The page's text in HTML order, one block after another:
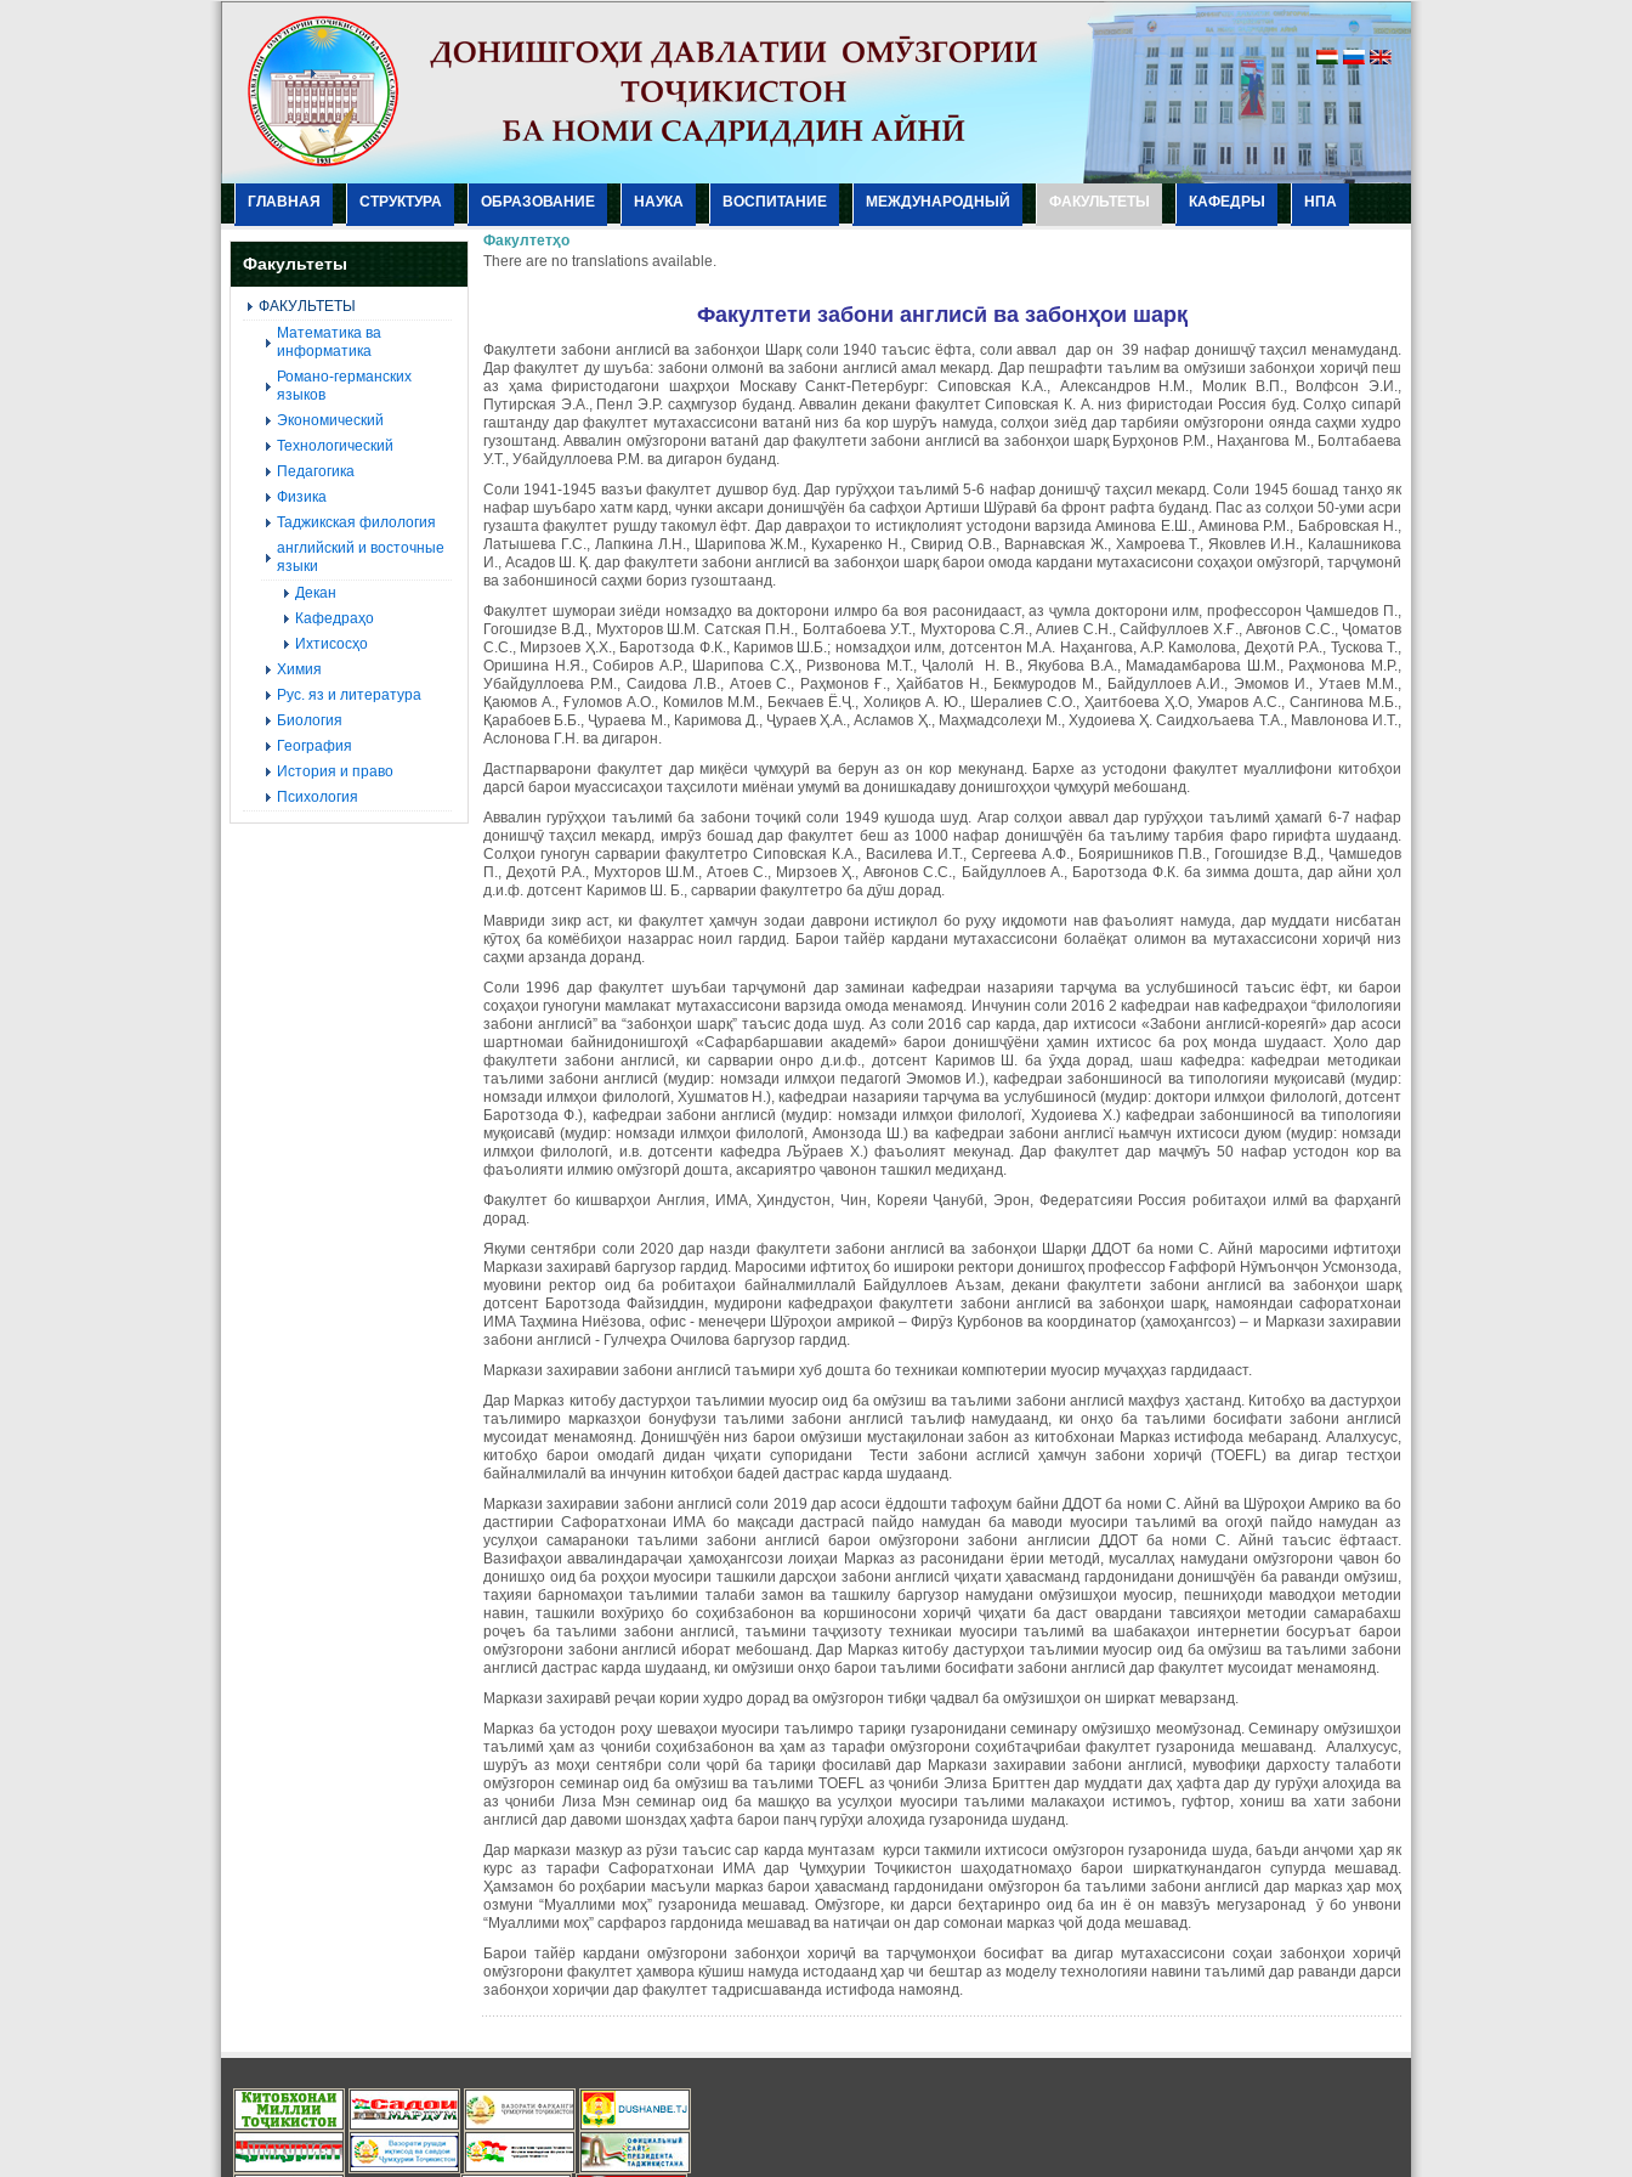
ГЛАВНАЯ СТРУКТУРА ОБРАЗОВАНИЕ НАУКА ВОСПИТАНИЕ МЕЖДУНАРОДНЫЙ ФАКУЛЬТЕТЫ КАФЕДРЫ НПА
Факультеты
ФАКУЛЬТЕТЫ
Mатематика ва
информатика
Романо-германских
языков
Экономический
Технологический
Педагогика
Физика
Таджикская филология
английский и восточные
языки
Декан
Кафедраҳо
Ихтисосҳо
Химия
Рус. яз и литература
Биология
География
История и право
Психология
Факултетҳо
There are no translations available.
Факултети забони англисӣ ва забонҳои шарқ
Факултети забони англисӣ ва забонҳои Шарқ соли 1940 таъсис ёфта, соли аввал дар он 39 нафар донишҷӯ таҳсил менамуданд.
Дар факултет ду шуъба: забони олмонӣ ва забони англисӣ амал мекард. Дар пешрафти таълим ва омӯзиши забонҳои хориҷӣ пеш
аз ҳама фиристодагони шаҳрҳои Москаву Санкт-Петербург: Сиповская К.А., Александров Н.М., Молик В.П., Волфсон Э.И.,
Путирская Э.А., Пенл Э.Р. саҳмгузор буданд. Аввалин декани факултет Сиповская К. А. низ фиристодаи Россия буд. Солҳо сипарӣ
гаштанду дар факултет мутахассисони ватанӣ низ ба кор шурӯъ намуда, солҳои зиёд дар тарбияи омӯзгорони оянда саҳми худро
гузоштанд. Аввалин омӯзгорони ватанӣ дар факултети забони англисӣ ва забонҳои шарқ Бурҳонов Р.М., Наҳангова М., Болтабаева
У.Т., Убайдуллоева Р.М. ва дигарон буданд.
Соли 1941-1945 вазъи факултет душвор буд. Дар гурӯҳҳои таълимӣ 5-6 нафар донишҷӯ таҳсил мекард. Соли 1945 бошад танҳо як
нафар шуъбаро хатм кард, чунки аксари донишҷӯён ба сафҳои Артиши Шӯравӣ ба фронт рафта буданд. Пас аз солҳои 50-уми асри
гузашта факултет рушду такомул ёфт. Дар давраҳои то истиқлолият устодони варзида Аминова Е.Ш., Аминова Р.М., Бабровская Н.,
Латышева Г.С., Лапкина Л.Н., Шарипова Ж.М., Кухаренко Н., Свирид О.В., Варнавская Ж., Хамроева Т., Яковлев И.Н., Калашникова
И., Асадов Ш. Қ. дар факултети забони англисӣ ва забонҳои шарқ барои омода кардани мутахасисони соҳаҳои омӯзгорӣ, тарҷумонӣ
ва забоншиносӣ саҳми бориз гузоштаанд.
Факултет шумораи зиёди номзадҳо ва докторони илмро ба воя расонидааст, аз ҷумла докторони илм, профессорон Ҷамшедов П.,
Гогошидзе В.Д., Мухторов Ш.М. Сатская П.Н., Болтабоева У.Т., Мухторова С.Я., Алиев С.Н., Сайфуллоев Х.Ғ., Авғонов С.С., Ҷоматов
С.С., Мирзоев Ҳ.Х., Баротзода Ф.К., Каримов Ш.Б.; номзадҳои илм, дотсентон М.А. Наҳангова, А.Р. Камолова, Деҳотӣ Р.А., Тускова Т.,
Оришина Н.Я., Собиров А.Р., Шарипова С.Ҳ., Ризвонова М.Т., Ҷалолӣ Н. В., Якубова В.А., Мамадамбарова Ш.М., Раҳмонова М.Р.,
Убайдуллоева Р.М., Саидова Л.В., Атоев С., Раҳмонов Ғ., Ҳайбатов Н., Бекмуродов М., Байдуллоев А.И., Эмомов И., Утаев М.М.,
Қаюмов А., Ғуломов А.О., Комилов М.М., Бекчаев Ё.Ҷ., Холиқов А. Ю., Шералиев С.О., Ҳаитбоева Ҳ.О, Умаров А.С., Сангинова М.Б.,
Қарабоев Б.Б., Ҷураева М., Каримова Д., Ҷураев Ҳ.А., Асламов Ҳ., Маҳмадсолеҳи М., Худоиева Ҳ. Саидхољаева Т.А., Мавлонова И.Т.,
Аслонова Г.Н. ва дигарон.
Дастпарварони факултет дар миқёси ҷумҳурӣ ва берун аз он кор мекунанд. Бархе аз устодони факултет муаллифони китобҳои
дарсӣ барои муассисаҳои таҳсилоти миёнаи умумӣ ва донишкадаву донишгоҳҳои ҷумҳурӣ мебошанд.
Аввалин гурӯҳҳои таълимӣ ба забони тоҷикӣ соли 1949 кушода шуд. Агар солҳои аввал дар гурӯҳҳои таълимӣ ҳамагӣ 6-7 нафар
донишҷӯ таҳсил мекард, имрӯз бошад дар факултет беш аз 1000 нафар донишҷӯён ба таълиму тарбия фаро гирифта шудаанд.
Солҳои гуногун сарварии факултетро Сиповская К.А., Василева И.Т., Сергеева А.Ф., Бояришников П.В., Гогошидзе В.Д., Ҷамшедов
П., Деҳотӣ Р.А., Мухторов Ш.М., Атоев С., Мирзоев Ҳ., Авғонов С.С., Байдуллоев А., Баротзода Ф.К. ба зимма дошта, дар айни ҳол
д.и.ф. дотсент Каримов Ш. Б., сарварии факултетро ба дӯш дорад.
Мавриди зикр аст, ки факултет ҳамчун зодаи даврони истиқлол бо руҳу иқдомоти нав фаъолият намуда, дар муддати нисбатан
кӯтоҳ ба комёбиҳои назаррас ноил гардид. Барои тайёр кардани мутахассисони болаёқат олимон ва мутахассисони хориҷӣ низ
саҳми арзанда доранд.
Соли 1996 дар факултет шуъбаи тарҷумонӣ дар заминаи кафедраи назарияи тарҷума ва услубшиносӣ таъсис ёфт, ки барои
соҳаҳои гуногуни мамлакат мутахассисони варзида омода менамояд. Инчунин соли 2016 2 кафедраи нав кафедраҳои “филологияи
забони англисӣ” ва “забонҳои шарқ” таъсис дода шуд. Аз соли 2016 сар карда, дар ихтисоси «Забони англисӣ-кореягӣ» дар асоси
шартномаи байнидонишгоҳӣ «Сафарбаршавии академӣ» барои донишҷӯёни ҳамин ихтисос ба роҳ монда шудааст. Ҳоло дар
факултети забони англисӣ, ки сарварии онро д.и.ф., дотсент Каримов Ш. ба ӯҳда дорад, шаш кафедра: кафедраи методикаи
таълими забони англисӣ (мудир: номзади илмҳои педагогӣ Эмомов И.), кафедраи забоншиносӣ ва типологияи муқоисавӣ (мудир:
номзади илмҳои филологӣ, Хушматов Н.), кафедраи назарияи тарҷума ва услубшиносӣ (мудир: доктори илмҳои филологӣ, дотсент
Баротзода Ф.), кафедраи забони англисӣ (мудир: номзади илмҳои филологї, Худоиева Х.) кафедраи забоншиносӣ ва типологияи
муқоисавӣ (мудир: номзади илмҳои филологӣ, Амонзода Ш.) ва кафедраи забони англисї њамчун ихтисоси дуюм (мудир: номзади
илмҳои филологӣ, и.в. дотсенти кафедра Љўраев Х.) фаъолият мекунад. Дар факултет дар маҷмӯъ 50 нафар устодон кор ва
фаъолияти илмию омӯзгорӣ дошта, аксариятро ҷавонон ташкил медиҳанд.
Факултет бо кишварҳои Англия, ИМА, Ҳиндустон, Чин, Кореяи Ҷанубӣ, Эрон, Федератсияи Россия робитаҳои илмӣ ва фарҳангӣ
дорад.
Якуми сентябри соли 2020 дар назди факултети забони англисӣ ва забонҳои Шарқи ДДОТ ба номи С. Айнӣ маросими ифтитоҳи
Маркази захиравӣ баргузор гардид. Маросими ифтитоҳ бо ишироки ректори донишгоҳ профессор Ғаффорӣ Нӯмъонҷон Усмонзода,
муовини ректор оид ба робитаҳои байналмиллалӣ Байдуллоев Аъзам, декани факултети забони англисӣ ва забонҳои шарқ
дотсент Баротзода Файзиддин, мудирони кафедраҳои факултети забони англисӣ ва забонҳои шарқ, намояндаи сафоратхонаи
ИМА Таҳмина Ниёзова, офис - менеҷери Шӯроҳои амрикоӣ – Фирӯз Қурбонов ва координатор (ҳамоҳангсоз) – и Маркази захиравии
забони англисӣ - Гулчеҳра Очилова баргузор гардид.
Маркази захиравии забони англисӣ таъмири хуб дошта бо техникаи компютерии муосир муҷаҳҳаз гардидааст.
Дар Марказ китобу дастурҳои таълимии муосир оид ба омӯзиш ва таълими забони англисӣ маҳфуз ҳастанд. Китобҳо ва дастурҳои
таълимиро марказҳои бонуфузи таълими забони англисӣ таълиф намудаанд, ки онҳо ба таълими босифати забони англисӣ
мусоидат менамоянд. Донишҷӯён низ барои омӯзиши мустақилонаи забон аз китобхонаи Марказ истифода мебаранд. Алалхусус,
китобҳо барои омодагӣ дидан ҷиҳати супоридани Тести забони асглисӣ ҳамчун забони хориҷӣ (ТOEFL) ва дигар тестҳои
байналмилалӣ ва инчунин китобҳои бадеӣ дастрас карда шудаанд.
Маркази захиравии забони англисӣ соли 2019 дар асоси ёддошти тафоҳум байни ДДОТ ба номи С. Айнӣ ва Шӯроҳои Амрико ва бо
дастгирии Сафоратхонаи ИМА бо мақсади дастрасӣ пайдо намудан ба маводи муосири таълимӣ ва огоҳӣ пайдо намудан аз
усулҳои самараноки таълими забони англисӣ барои омӯзгорони забони англисии ДДОТ ба номи С. Айнӣ таъсис ёфтааст.
Вазифаҳои аввалиндараҷаи ҳамоҳангсози лоиҳаи Марказ аз расонидани ёрии методӣ, мусаллаҳ намудани омӯзгорони ҷавон бо
донишҳо оид ба роҳҳои муосири ташкили дарсҳои забони англисӣ ҷиҳати ҳавасманд гардонидани донишҷӯён ба раванди омӯзиш,
таҳияи барномаҳои таълимии талаби замон ва ташкилу баргузор намудани омӯзишҳои муосир, пешниҳоди маводҳои методии
навин, ташкили вохӯриҳо бо соҳибзабонон ва коршиносони хориҷӣ ҷиҳати ба даст овардани тавсияҳои методии самарабахш
роҷеъ ба таълими забони англисӣ, таъмини таҷҳизоту техникаи муосири таълимӣ ва шабакаҳои интернетии босуръат барои
омӯзгорони забони англисӣ иборат мебошанд. Дар Марказ китобу дастурҳои таълимии муосир оид ба омӯзиш ва таълими забони
англисӣ дастрас карда шудаанд, ки омӯзиши онҳо барои таълими босифати забони англисӣ дар факултет мусоидат менамоянд.
Маркази захиравӣ реҷаи кории худро дорад ва омӯзгорон тибқи ҷадвал ба омӯзишҳои он ширкат меварзанд.
Марказ ба устодон роҳу шеваҳои муосири таълимро тариқи гузаронидани семинару омӯзишҳо меомӯзонад. Семинару омӯзишҳои
таълимӣ ҳам аз ҷониби соҳибзабонон ва ҳам аз тарафи омӯзгорони соҳибтаҷрибаи факултет гузаронида мешаванд. Алалхусус,
шурӯъ аз моҳи сентябри соли ҷорӣ ба тариқи фосилавӣ дар Маркази захиравии забони англисӣ, мувофиқи дархосту талаботи
омӯзгорон семинар оид ба омӯзиш ва таълими ТOEFL аз ҷониби Элиза Бриттен дар муддати даҳ ҳафта дар ду гурӯҳи алоҳида ва
аз ҷониби Лиза Мэн семинар оид ба машқҳо ва усулҳои муосири таълими малакаҳои истимоъ, гуфтор, хониш ва хати забони
англисӣ дар давоми шонздаҳ ҳафта барои панҷ гурӯҳи алоҳида гузаронида шуданд.
Дар маркази мазкур аз рӯзи таъсис сар карда мунтазам курси такмили ихтисоси омӯзгорон гузаронида шуда, баъди анҷоми ҳар як
курс аз тарафи Сафоратхонаи ИМА дар Ҷумҳурии Тоҷикистон шаҳодатномаҳо барои ширкаткунандагон супурда мешавад.
Ҳамзамон бо роҳбарии масъули марказ барои ҳавасманд гардонидани омӯзгорон ба таълими забони англисӣ дар марказ ҳар моҳ
озмуни “Муаллими моҳ” гузаронида мешавад. Омӯзгоре, ки дарси беҳтаринро оид ба ин ё он мавзӯъ мегузаронад ӯ бо унвони
“Муаллими моҳ” сарфароз гардонида мешавад ва натиҷаи он дар сомонаи марказ ҷой дода мешавад.
Барои тайёр кардани омӯзгорони забонҳои хориҷӣ ва тарҷумонҳои босифат ва дигар мутахассисони соҳаи забонҳои хориҷӣ
омӯзгорони факултет ҳамвора кӯшиш намуда истодаанд ҳар чи бештар аз моделу технологияи навини таълимӣ дар раванди дарси
забонҳои хориҷии дар факултет тадрисшаванда истифода намоянд.